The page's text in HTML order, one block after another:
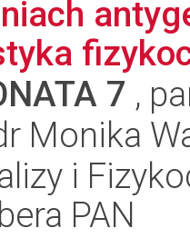
7 ,
Monika
i
PAN